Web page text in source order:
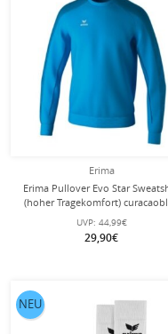
Erima
Erima Pullover Evo Star
(hoher Tragekomfort)
Kinder
UVP: 44,99€
29,90€
NEU